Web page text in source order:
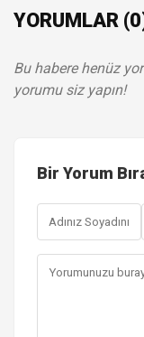
YORUMLAR
Bu habere henüz
yorumu siz yapın!
Bir Yorum